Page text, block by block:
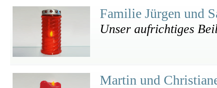
Familie Jürgen und
Unser aufrichtiges
Martin und